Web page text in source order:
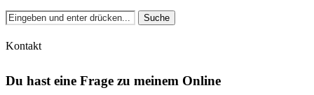
Suche
Kontakt
Du hast eine Frage zu meinem Online